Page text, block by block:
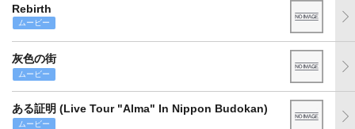
Rebirth
ムービー
灰色の街
ムービー
ある証明 (Live Tour "Alma" In Nippon Budokan)
ムービー